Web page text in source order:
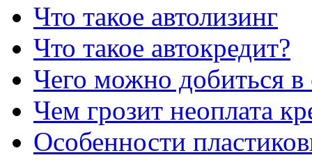
Что такое автолизинг
Что такое автокредит?
Чего можно добиться в
Чем грозит неоплата
Особенности